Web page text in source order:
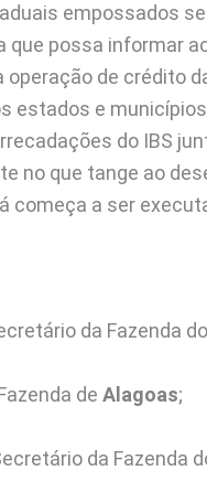
empossados
que possa informar
de crédito
estados e
do IBS
no que tange ao
começa a ser
da Fazenda do
de Alagoas;
da Fazenda